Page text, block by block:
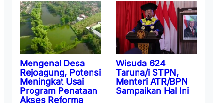
Mengenal Desa
Rejoagung, Potensi
Meningkat Usai
Program Penataan
Akses Reforma
Wisuda 624
Taruna/i STPN,
Menteri ATR/BPN
Sampaikan Hal Ini